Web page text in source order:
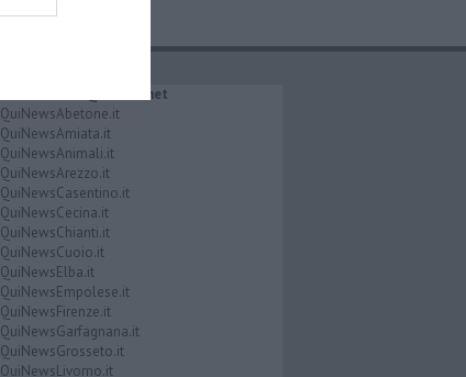
IL NETWORK QuiNews.net
QuiNewsAbetone.it
QuiNewsAmiata.it
QuiNewsAnimali.it
QuiNewsArezzo.it
QuiNewsCasentino.it
QuiNewsCecina.it
QuiNewsChianti.it
QuiNewsCuoio.it
QuiNewsElba.it
QuiNewsEmpolese.it
QuiNewsFirenze.it
QuiNewsGarfagnana.it
QuiNewsGrosseto.it
QuiNewsLivorno.it